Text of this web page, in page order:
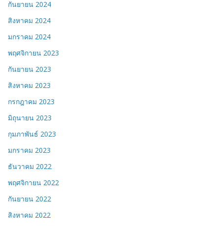
กันยายน 2024
สิงหาคม 2024
มกราคม 2024
พฤศจิกายน 2023
กันยายน 2023
สิงหาคม 2023
กรกฎาคม 2023
มิถุนายน 2023
กุมภาพันธ์ 2023
มกราคม 2023
ธันวาคม 2022
พฤศจิกายน 2022
กันยายน 2022
สิงหาคม 2022